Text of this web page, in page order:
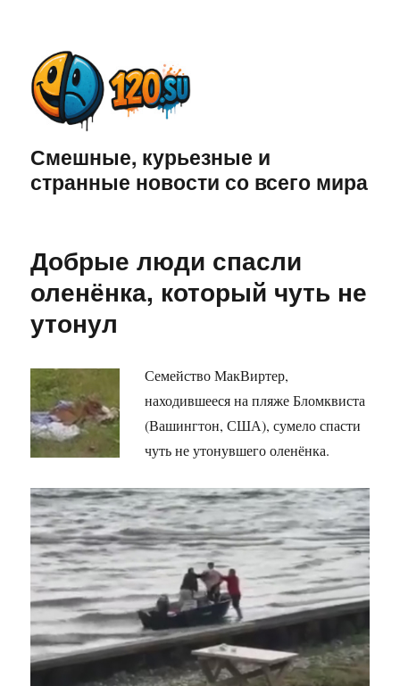
Смешные, курьезные и
странные новости со всего мира
Добрые люди спасли
оленёнка, который чуть не
утонул
Семейство МакВиртер,
находившееся на пляже Бломквиста
(Вашингтон, США), сумело спасти
чуть не утонувшего оленёнка.